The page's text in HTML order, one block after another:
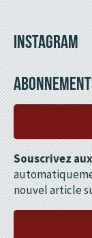
INSTAGRAM
Souscrivez
nouvel article